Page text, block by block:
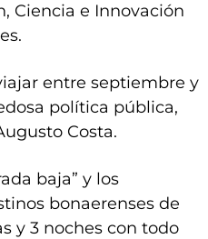
Ciencia e Innovación
entre septiembre y
política pública,
Costa.
baja” y los
bonaerenses de
y 3 noches con todo